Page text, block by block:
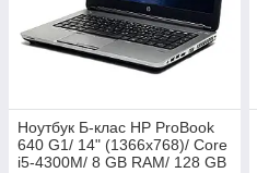
Ноутбук Б-клас HP ProBook
640 G1/ 14" (1366x768)/ Core
i5-4300M/ 8 GB RAM/ 128 GB